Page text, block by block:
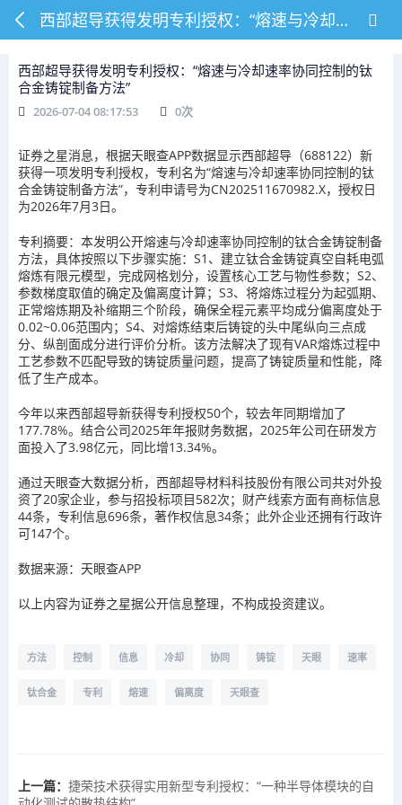
西部超导获得发明专利授权：“熔速与冷却速率协同控制的钛合金铸锭制备方法”
西部超导获得发明专利授权：“熔速与冷却速率协同控制的钛
合金铸锭制备方法”
2026-07-04 08:17:53 0次
证券之星消息，根据天眼查APP数据显示西部超导（688122）新
获得一项发明专利授权，专利名为“熔速与冷却速率协同控制的钛
合金铸锭制备方法”，专利申请号为CN202511670982.X，授权日
为2026年7月3日。
专利摘要：本发明公开熔速与冷却速率协同控制的钛合金铸锭制备
方法，具体按照以下步骤实施：S1、建立钛合金铸锭真空自耗电弧
熔炼有限元模型，完成网格划分，设置核心工艺与物性参数；S2、
参数梯度取值的确定及偏离度计算；S3、将熔炼过程分为起弧期、
正常熔炼期及补缩期三个阶段，确保全程元素平均成分偏离度处于
0.02~0.06范围内；S4、对熔炼结束后铸锭的头中尾纵向三点成
分、纵剖面成分进行评价分析。该方法解决了现有VAR熔炼过程中
工艺参数不匹配导致的铸锭质量问题，提高了铸锭质量和性能，降
低了生产成本。
今年以来西部超导新获得专利授权50个，较去年同期增加了
177.78%。结合公司2025年年报财务数据，2025年公司在研发方
面投入了3.98亿元，同比增13.34%。
通过天眼查大数据分析，西部超导材料科技股份有限公司共对外投
资了20家企业，参与招投标项目582次；财产线索方面有商标信息
44条，专利信息696条，著作权信息34条；此外企业还拥有行政许
可147个。
数据来源：天眼查APP
以上内容为证券之星据公开信息整理，不构成投资建议。
方法 控制 信息 冷却 协同 铸锭 天眼 速率
钛合金 专利 熔速 偏离度 天眼查
上一篇： 捷荣技术获得实用新型专利授权：“一种半导体模块的自